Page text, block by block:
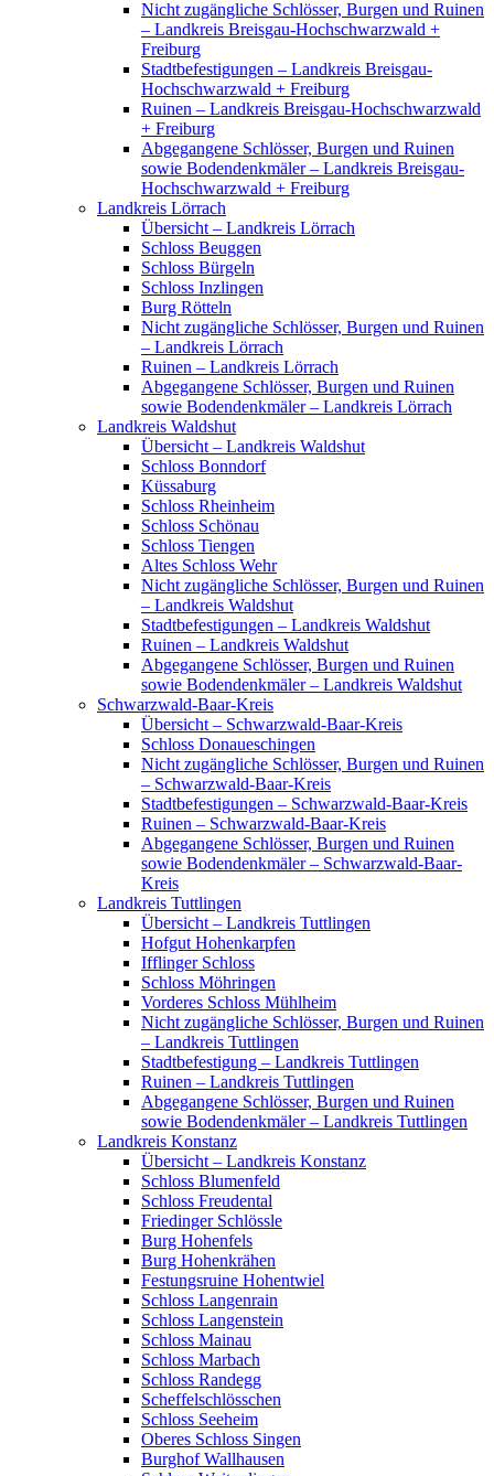
Nicht zugängliche Schlösser, Burgen und Ruinen
– Landkreis Breisgau-Hochschwarzwald +
Freiburg
Stadtbefestigungen – Landkreis Breisgau-
Hochschwarzwald + Freiburg
Ruinen – Landkreis Breisgau-Hochschwarzwald
+ Freiburg
Abgegangene Schlösser, Burgen und Ruinen
sowie Bodendenkmäler – Landkreis Breisgau-
Hochschwarzwald + Freiburg
Landkreis Lörrach
Übersicht – Landkreis Lörrach
Schloss Beuggen
Schloss Bürgeln
Schloss Inzlingen
Burg Rötteln
Nicht zugängliche Schlösser, Burgen und Ruinen
– Landkreis Lörrach
Ruinen – Landkreis Lörrach
Abgegangene Schlösser, Burgen und Ruinen
sowie Bodendenkmäler – Landkreis Lörrach
Landkreis Waldshut
Übersicht – Landkreis Waldshut
Schloss Bonndorf
Küssaburg
Schloss Rheinheim
Schloss Schönau
Schloss Tiengen
Altes Schloss Wehr
Nicht zugängliche Schlösser, Burgen und Ruinen
– Landkreis Waldshut
Stadtbefestigungen – Landkreis Waldshut
Ruinen – Landkreis Waldshut
Abgegangene Schlösser, Burgen und Ruinen
sowie Bodendenkmäler – Landkreis Waldshut
Schwarzwald-Baar-Kreis
Übersicht – Schwarzwald-Baar-Kreis
Schloss Donaueschingen
Nicht zugängliche Schlösser, Burgen und Ruinen
– Schwarzwald-Baar-Kreis
Stadtbefestigungen – Schwarzwald-Baar-Kreis
Ruinen – Schwarzwald-Baar-Kreis
Abgegangene Schlösser, Burgen und Ruinen
sowie Bodendenkmäler – Schwarzwald-Baar-
Kreis
Landkreis Tuttlingen
Übersicht – Landkreis Tuttlingen
Hofgut Hohenkarpfen
Ifflinger Schloss
Schloss Möhringen
Vorderes Schloss Mühlheim
Nicht zugängliche Schlösser, Burgen und Ruinen
– Landkreis Tuttlingen
Stadtbefestigung – Landkreis Tuttlingen
Ruinen – Landkreis Tuttlingen
Abgegangene Schlösser, Burgen und Ruinen
sowie Bodendenkmäler – Landkreis Tuttlingen
Landkreis Konstanz
Übersicht – Landkreis Konstanz
Schloss Blumenfeld
Schloss Freudental
Friedinger Schlössle
Burg Hohenfels
Burg Hohenkrähen
Festungsruine Hohentwiel
Schloss Langenrain
Schloss Langenstein
Schloss Mainau
Schloss Marbach
Schloss Randegg
Scheffelschlösschen
Schloss Seeheim
Oberes Schloss Singen
Burghof Wallhausen